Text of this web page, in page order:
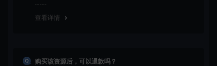
查看详情
购买该资源后，可以退款吗？